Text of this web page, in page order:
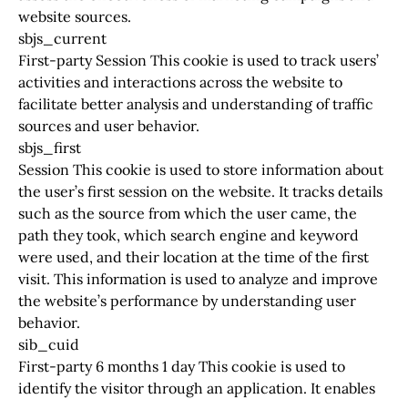
website sources.
sbjs_current
First-party Session This cookie is used to track users’
activities and interactions across the website to
facilitate better analysis and understanding of traffic
sources and user behavior.
sbjs_first
Session This cookie is used to store information about
the user’s first session on the website. It tracks details
such as the source from which the user came, the
path they took, which search engine and keyword
were used, and their location at the time of the first
visit. This information is used to analyze and improve
the website’s performance by understanding user
behavior.
sib_cuid
First-party 6 months 1 day This cookie is used to
identify the visitor through an application. It enables